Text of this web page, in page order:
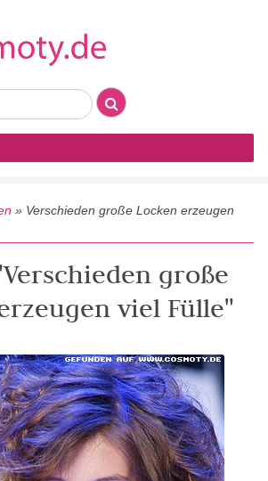
» Verschieden große Locken erzeugen
große
viel Fülle"